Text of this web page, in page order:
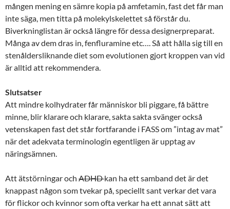
mången mening en sämre kopia på amfetamin, fast det får man
inte säga, men titta på molekylskelettet så förstår du.
Biverkninglistan är också längre för dessa designerpreparat.
Många av dem dras in, fenfluramine etc…. Så att hålla sig till en
stenåldersliknande diet som evolutionen gjort kroppen van vid
är alltid att rekommendera.
Slutsatser
Att mindre kolhydrater får människor bli piggare, få bättre
minne, blir klarare och klarare, sakta sakta svänger också
vetenskapen fast det står fortfarande i FASS om ”intag av mat”
när det adekvata terminologin egentligen är upptag av
näringsämnen.
Att ätstörningar och ADHDkan ha ett samband det är det
knappast någon som tvekar på, speciellt sant verkar det vara
för flickor och kvinnor som ofta verkar ha ett annat sätt att